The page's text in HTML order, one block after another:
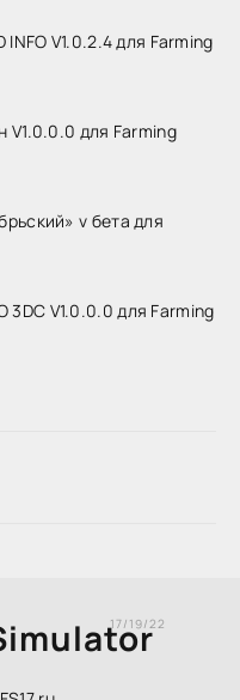
INFO V1.0.2.4 для Farming
V1.0.0.0 для Farming
v бета для
3DC V1.0.0.0 для Farming
17/19/22